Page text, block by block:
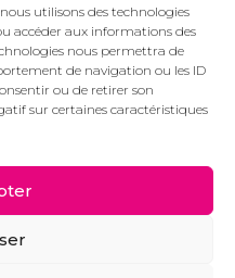
utilisons des technologies
accéder aux informations des
nous permettra de
de navigation ou les ID
ou de retirer son
sur certaines caractéristiques